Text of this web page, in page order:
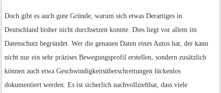
Doch gibt es auch gute Gründe, warum sich etwas Derartiges in
Deutschland bisher nicht durchsetzen konnte. Dies liegt vor allem im
Datenschutz begründet. Wer die genauen Daten eines Autos hat, der kann
nicht nur ein sehr präzises Bewegungsprofil erstellen, sondern zusätzlich
können auch etwa Geschwindigkeitsüberschreitungen lückenlos
dokumentiert werden. Es ist sicherlich nachvollziehbar, dass viele